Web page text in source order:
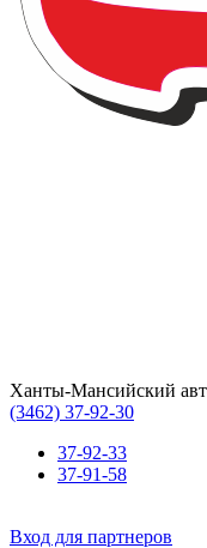
Ханты-Мансийский
(3462) 37-92-30
37-92-33
37-91-58
Вход для партнеров